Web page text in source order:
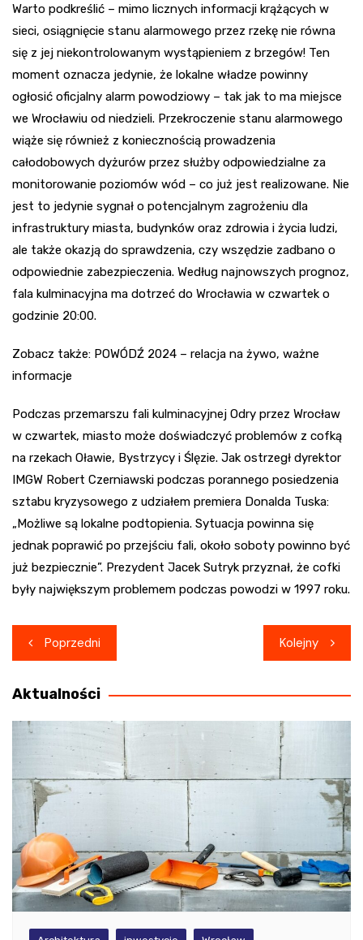
Warto podkreślić – mimo licznych informacji krążących w
sieci, osiągnięcie stanu alarmowego przez rzekę nie równa
się z jej niekontrolowanym wystąpieniem z brzegów! Ten
moment oznacza jedynie, że lokalne władze powinny
ogłosić oficjalny alarm powodziowy – tak jak to ma miejsce
we Wrocławiu od niedzieli. Przekroczenie stanu alarmowego
wiąże się również z koniecznością prowadzenia
całodobowych dyżurów przez służby odpowiedzialne za
monitorowanie poziomów wód – co już jest realizowane. Nie
jest to jedynie sygnał o potencjalnym zagrożeniu dla
infrastruktury miasta, budynków oraz zdrowia i życia ludzi,
ale także okazją do sprawdzenia, czy wszędzie zadbano o
odpowiednie zabezpieczenia. Według najnowszych prognoz,
fala kulminacyjna ma dotrzeć do Wrocławia w czwartek o
godzinie 20:00.
Zobacz także: POWÓDŹ 2024 – relacja na żywo, ważne
informacje
Podczas przemarszu fali kulminacyjnej Odry przez Wrocław
w czwartek, miasto może doświadczyć problemów z cofką
na rzekach Oławie, Bystrzycy i Ślęzie. Jak ostrzegł dyrektor
IMGW Robert Czerniawski podczas porannego posiedzenia
sztabu kryzysowego z udziałem premiera Donalda Tuska:
„Możliwe są lokalne podtopienia. Sytuacja powinna się
jednak poprawić po przejściu fali, około soboty powinno być
już bezpiecznie”. Prezydent Jacek Sutryk przyznał, że cofki
były największym problemem podczas powodzi w 1997 roku.
Nawigacja
wpisu
Poprzedni Kolejny
Aktualności